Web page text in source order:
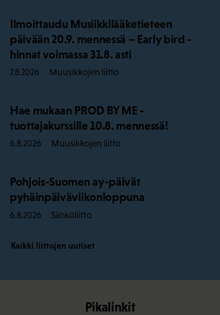
Ilmoittaudu Musiikkilääketieteen
päivään 20.9. mennessä – Early bird -
hinnat voimassa 31.8. asti
7.8.2026 Muusikkojen liitto
Hae mukaan PROD BY ME -
tuottajakurssille 10.8. mennessä!
6.8.2026 Muusikkojen liitto
Pohjois-Suomen ay-päivät
pyhäinpäiväviikonloppuna
6.8.2026 Sähköliitto
Kaikki liittojen uutiset
Pikalinkit